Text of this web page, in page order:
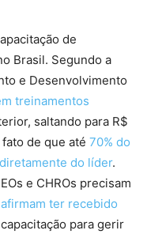
de
Brasil. Segundo a
e Desenvolvimento
treinamentos
saltando para R$
de que até 70% do
do líder.
e CHROs precisam
ter recebido
para gerir